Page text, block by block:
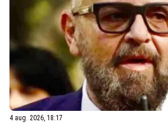
4 aug. 2026, 18:17